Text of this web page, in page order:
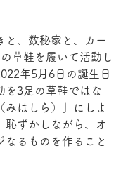
と、数秘家と、カー
草鞋を履いて活動し
年5月6日の誕生日
を3足の草鞋ではな
みはしら）」にしよ
恥ずかしながら、オ
なるものを作ること